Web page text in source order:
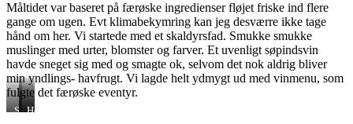
Måltidet var baseret på færøske ingredienser fløjet friske ind flere
gange om ugen. Evt klimabekymring kan jeg desværre ikke tage
hånd om her. Vi startede med et skaldyrsfad. Smukke smukke
muslinger med urter, blomster og farver. Et uvenligt søpindsvin
havde sneget sig med og smagte ok, selvom det nok aldrig bliver
min yndlings- havfrugt. Vi lagde helt ydmygt ud med vinmenu, som
fulgte det færøske eventyr.
Skaldyrsfad
Kammusling
Hestemusling